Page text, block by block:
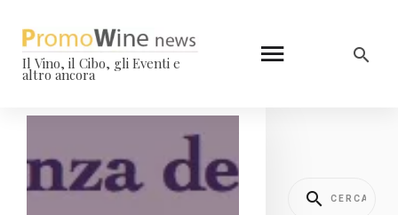
Il Vino, il Cibo, gli Eventi e
altro ancora